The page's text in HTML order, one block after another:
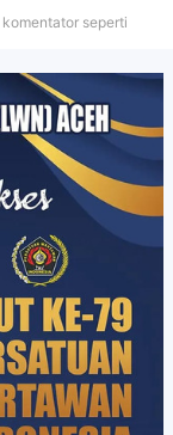
seperti